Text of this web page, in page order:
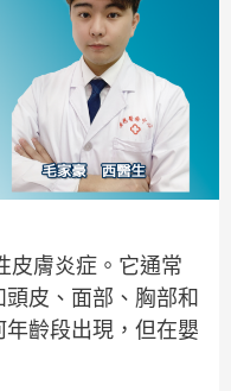
皮膚炎症。它通常
皮、面部、胸部和
齡段出現，但在嬰